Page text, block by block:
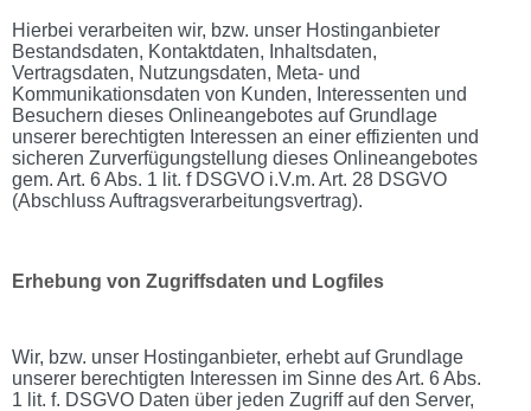
Hierbei verarbeiten wir, bzw. unser Hostinganbieter
Bestandsdaten, Kontaktdaten, Inhaltsdaten,
Vertragsdaten, Nutzungsdaten, Meta- und
Kommunikationsdaten von Kunden, Interessenten und
Besuchern dieses Onlineangebotes auf Grundlage
unserer berechtigten Interessen an einer effizienten und
sicheren Zurverfügungstellung dieses Onlineangebotes
gem. Art. 6 Abs. 1 lit. f DSGVO i.V.m. Art. 28 DSGVO
(Abschluss Auftragsverarbeitungsvertrag).
Erhebung von Zugriffsdaten und Logfiles
Wir, bzw. unser Hostinganbieter, erhebt auf Grundlage
unserer berechtigten Interessen im Sinne des Art. 6 Abs.
1 lit. f. DSGVO Daten über jeden Zugriff auf den Server,